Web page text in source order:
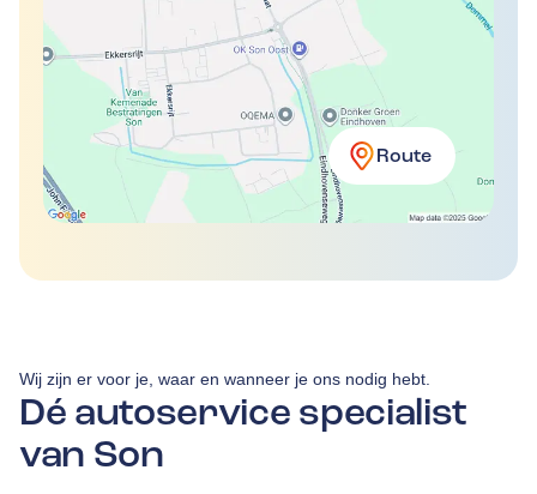
Route
Dé autoservice specialist
van Son
Wij zijn er voor je, waar en wanneer je ons nodig hebt.